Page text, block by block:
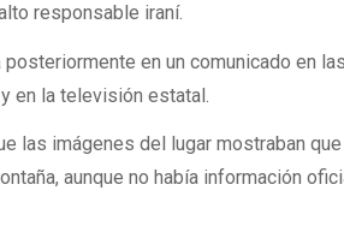
responsable iraní.
en un comunicado en
en la televisión estatal.
las imágenes del lugar mostraban
aunque no había información